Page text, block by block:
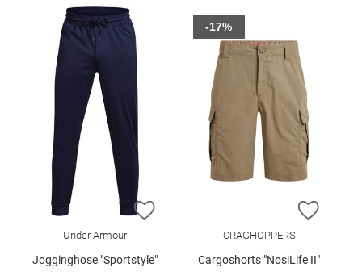
ZUR WUNSCHLISTE HINZUFÜGEN
Under Armour
Jogginghose "Sportstyle"
ZUR
CRAGHOPPERS
Cargoshorts "NosiLife II"
-17%